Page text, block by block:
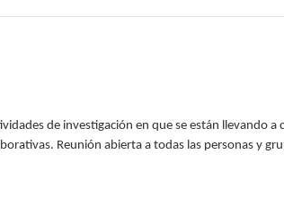
de investigación en que se están llevando a
Reunión abierta a todas las personas y